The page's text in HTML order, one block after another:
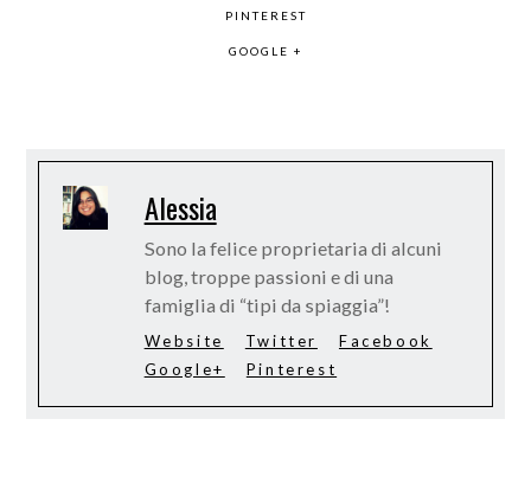
PINTEREST
GOOGLE +
Alessia
Sono la felice proprietaria di alcuni
blog, troppe passioni e di una
famiglia di “tipi da spiaggia”!
Website Twitter
Facebook
Google+
Pinterest